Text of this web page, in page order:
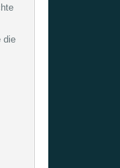
die